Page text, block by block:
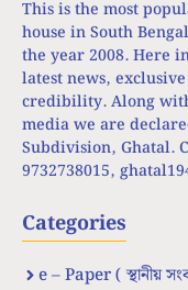
This is the most
house in South
the year 2008. Here
latest news,
credibility. Along
media we are
Subdivision, Ghatal.
9732738015,
Categories
e – Paper ( স্থানীয়